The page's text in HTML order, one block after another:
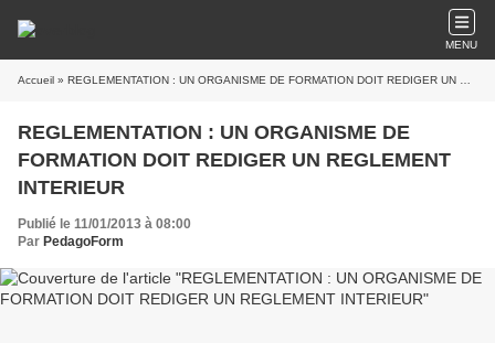
MENU
Accueil » REGLEMENTATION : UN ORGANISME DE FORMATION DOIT REDIGER UN REGLEMENT INTERIEUR
REGLEMENTATION : UN ORGANISME DE
FORMATION DOIT REDIGER UN REGLEMENT
INTERIEUR
Publié le 11/01/2013 à 08:00
Par PedagoForm